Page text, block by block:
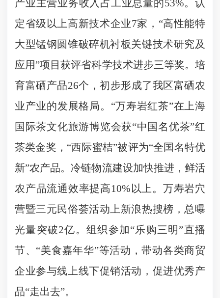
产业主营业务收入占工业总量的53%。认
定省级以上高新技术企业7家，“高性能特
大型锰钢圆锥破碎机衬板关键技术研究及
应用”项目获评省科学技术进步三等奖。培
育富硒产品26个，初步形成了我区富硒农
业产业的发展格局。“万寿岩红茶”在上海
国际茶文化旅游博览会获“中国名优茶”红
茶类金奖，“西际蜜桔”被评为“全国名特优
新”农产品。冷链物流建设加快推进，鲜活
农产品流通效率提高10%以上。万寿岩穴
营暨三元民俗荟活动上新浪热搜榜，总曝
光量突破2亿。组织参加“乐购三明”直播
节、“美食嘉年华”等活动，带动各类商贸
企业参与线上线下促销活动，促进优秀产
品“走出去”。